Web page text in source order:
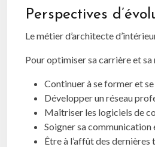
Perspectives
Le métier d’architecte
Pour optimiser sa carrière et
Continuer à se former et
Développer un réseau
Maîtriser les logiciels de
Soigner sa communication
Être à l’affût des